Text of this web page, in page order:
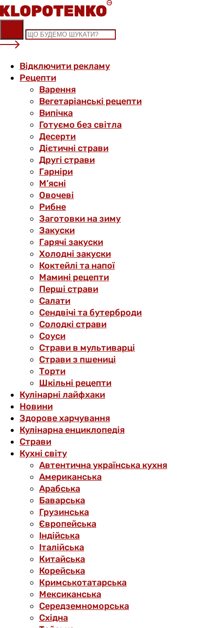
Skip
to
content
Відключити рекламу
Рецепти
Варення
Вегетаріанські рецепти
Випічка
Готуємо без світла
Десерти
Дієтичні страви
Другі страви
Гарніри
М’ясні
Овочеві
Рибне
Заготовки на зиму
Закуски
Гарячі закуски
Холодні закуски
Коктейлі та напої
Мамині рецепти
Перші страви
Салати
Сендвічі та бутерброди
Солодкі страви
Соуси
Страви в мультиварці
Страви з пшениці
Торти
Шкільні рецепти
Кулінарні лайфхаки
Новини
Здорове харчування
Кулінарна енциклопедія
Страви
Кухні світу
Автентична українська кухня
Американська
Арабська
Баварська
Грузинська
Європейська
Індійська
Італійська
Китайська
Корейська
Кримськотатарська
Мексиканська
Середземноморська
Східна